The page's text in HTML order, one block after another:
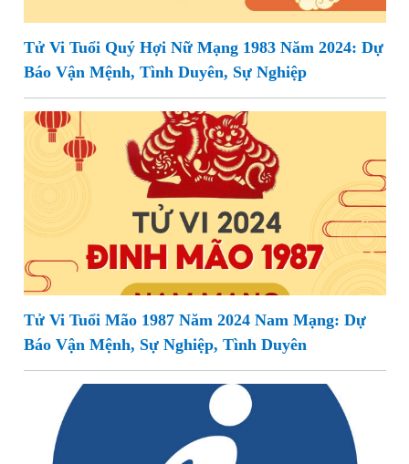
Tử Vi Tuổi Quý Hợi Nữ Mạng 1983 Năm 2024: Dự
Báo Vận Mệnh, Tình Duyên, Sự Nghiệp
Tử Vi Tuổi Mão 1987 Năm 2024 Nam Mạng: Dự
Báo Vận Mệnh, Sự Nghiệp, Tình Duyên